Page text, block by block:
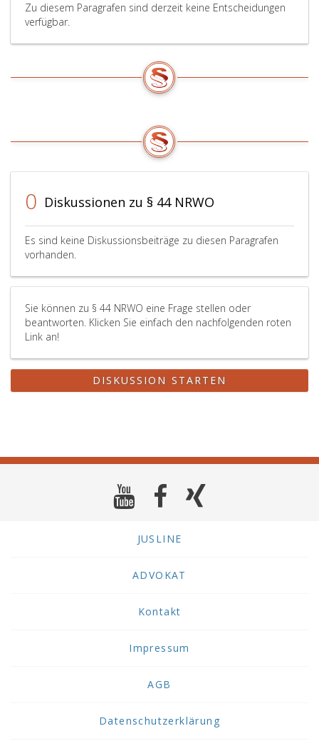
Zu diesem Paragrafen sind derzeit keine Entscheidungen
verfügbar.
0 Diskussionen zu § 44 NRWO
Es sind keine Diskussionsbeiträge zu diesen Paragrafen
vorhanden.
Sie können zu § 44 NRWO eine Frage stellen oder
beantworten. Klicken Sie einfach den nachfolgenden roten
Link an!
DISKUSSION STARTEN
JUSLINE
ADVOKAT
Kontakt
Impressum
AGB
Datenschutzerklärung